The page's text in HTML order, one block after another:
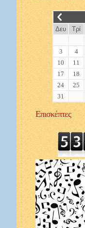
__
Δευ Τρί
3
4
10
11
17
18
24
25
31
Επισκέπτες